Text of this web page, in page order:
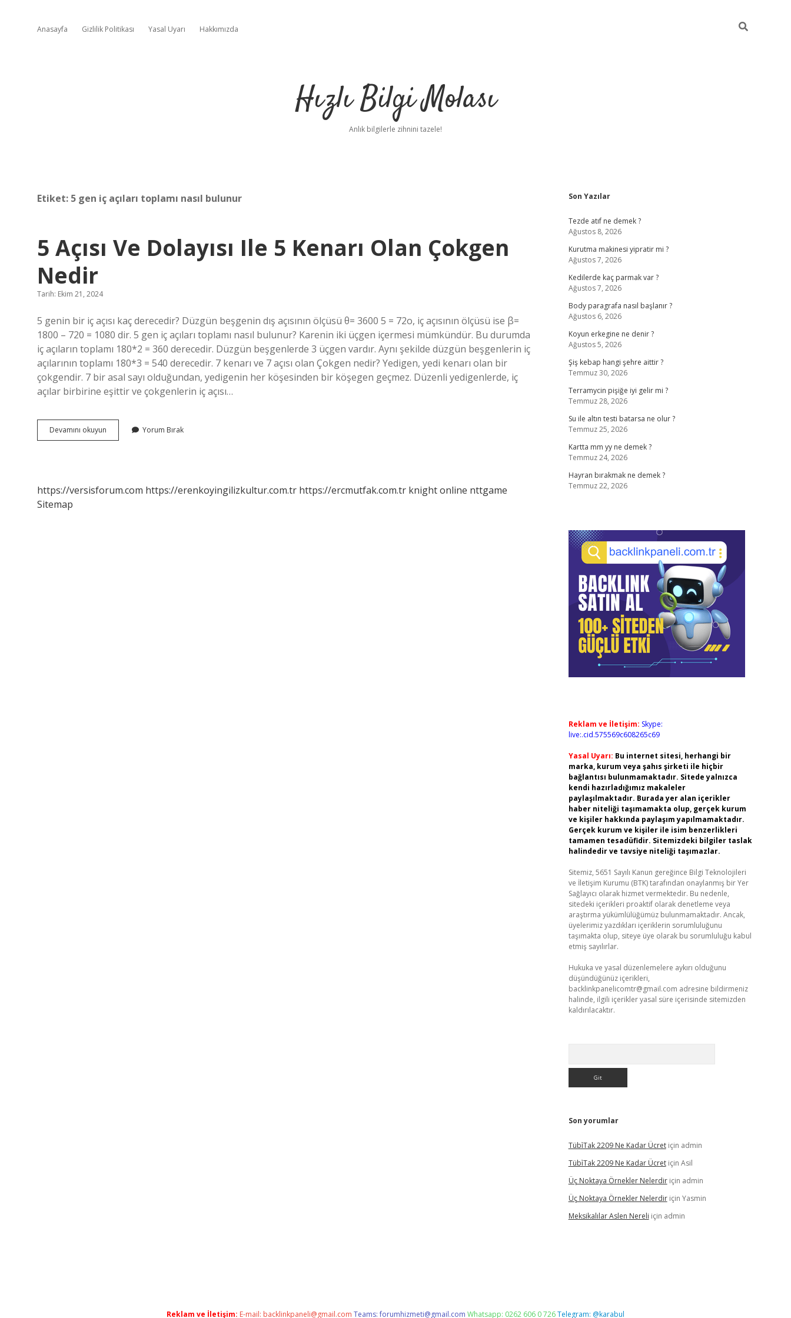
Anasayfa Gizlilik Politikası Yasal Uyarı Hakkımızda
Hızlı Bilgi Molası
Anlık bilgilerle zihnini tazele!
Etiket: 5 gen iç açıları toplamı nasıl bulunur
5 Açısı Ve Dolayısı Ile 5 Kenarı Olan Çokgen
Nedir
Tarih: Ekim 21, 2024
5 genin bir iç açısı kaç derecedir? Düzgün beşgenin dış açısının ölçüsü θ= 3600 5 = 72o, iç açısının ölçüsü ise β=
1800 – 720 = 1080 dir. 5 gen iç açıları toplamı nasıl bulunur? Karenin iki üçgen içermesi mümkündür. Bu durumda
iç açıların toplamı 180*2 = 360 derecedir. Düzgün beşgenlerde 3 üçgen vardır. Aynı şekilde düzgün beşgenlerin iç
açılarının toplamı 180*3 = 540 derecedir. 7 kenarı ve 7 açısı olan Çokgen nedir? Yedigen, yedi kenarı olan bir
çokgendir. 7 bir asal sayı olduğundan, yedigenin her köşesinden bir köşegen geçmez. Düzenli yedigenlerde, iç
açılar birbirine eşittir ve çokgenlerin iç açısı…
Devamını okuyun
Açısı
Kenarı
Yorum Bırak
https://versisforum.com https://erenkoyingilizkultur.com.tr https://ercmutfak.com.tr knight online nttgame
Sitemap
Sidebar
Son Yazılar
Tezde atıf ne demek ?
Ağustos 8, 2026
Kurutma makinesi yipratir mi ?
Ağustos 7, 2026
Kedilerde kaç parmak var ?
Ağustos 7, 2026
Body paragrafa nasıl başlanır ?
Ağustos 6, 2026
Koyun erkegine ne denir ?
Ağustos 5, 2026
Şiş kebap hangi şehre aittir ?
Temmuz 30, 2026
Terramycin pişiğe iyi gelir mi ?
Temmuz 28, 2026
Su ile altın testi batarsa ne olur ?
Temmuz 25, 2026
Kartta mm yy ne demek ?
Temmuz 24, 2026
Hayran bırakmak ne demek ?
Temmuz 22, 2026
Reklam ve İletişim: Skype:
live:.cid.575569c608265c69
Yasal Uyarı: Bu internet sitesi, herhangi bir
marka, kurum veya şahıs şirketi ile hiçbir
bağlantısı bulunmamaktadır. Sitede yalnızca
kendi hazırladığımız makaleler
paylaşılmaktadır. Burada yer alan içerikler
haber niteliği taşımamakta olup, gerçek kurum
ve kişiler hakkında paylaşım yapılmamaktadır.
Gerçek kurum ve kişiler ile isim benzerlikleri
tamamen tesadüfidir. Sitemizdeki bilgiler taslak
halindedir ve tavsiye niteliği taşımazlar.
Sitemiz, 5651 Sayılı Kanun gereğince Bilgi Teknolojileri
ve İletişim Kurumu (BTK) tarafından onaylanmış bir Yer
Sağlayıcı olarak hizmet vermektedir. Bu nedenle,
sitedeki içerikleri proaktif olarak denetleme veya
araştırma yükümlülüğümüz bulunmamaktadır. Ancak,
üyelerimiz yazdıkları içeriklerin sorumluluğunu
taşımakta olup, siteye üye olarak bu sorumluluğu kabul
etmiş sayılırlar.
Hukuka ve yasal düzenlemelere aykırı olduğunu
düşündüğünüz içerikleri,
backlinkpanelicomtr@gmail.com adresine bildirmeniz
halinde, ilgili içerikler yasal süre içerisinde sitemizden
kaldırılacaktır.
Son yorumlar
Tübi̇Tak 2209 Ne Kadar Ücretiçin admin
Tübi̇Tak 2209 Ne Kadar Ücretiçin Asil
Üç Noktaya Örnekler Nelerdiriçin admin
Üç Noktaya Örnekler Nelerdiriçin Yasmin
Meksikalılar Aslen Nereli için admin
Reklam ve İletişim: E-mail: backlinkpaneli@gmail.com Teams:forumhizmeti@gmail.com Whatsapp: 0262 606 0 726Telegram: @karabul